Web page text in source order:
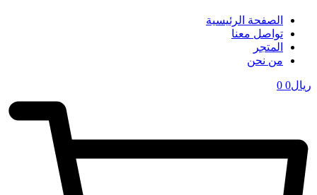
الصفحة الرئيسية
تواصل معنا
المتجر
من نحن
ریال0
0